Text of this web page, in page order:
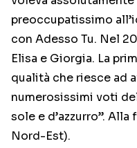
preoccupatissimo
con Adesso Tu. Nel
Elisa e Giorgia. La
qualità che riesce ad
numerosissimi voti
sole e d’azzurro”.
Nord-Est).